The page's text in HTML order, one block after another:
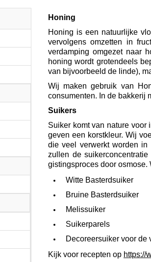
Honing
Honing is een natuurlijke
vervolgens omzetten in
verdamping omgezet naar
honing wordt grotendeels
van bijvoorbeeld de linde),
Wij maken gebruik van
consumenten. In de bakkerij
Suikers
Suiker komt van nature voor
geven een korstkleur. Wij
die veel verwerkt worden
zullen de
gistingsproces door
Witte Basterdsuiker
Bruine Basterdsuiker
Melissuiker
Suikerparels
Decoreersuiker voor de
Kijk voor recepten op https://